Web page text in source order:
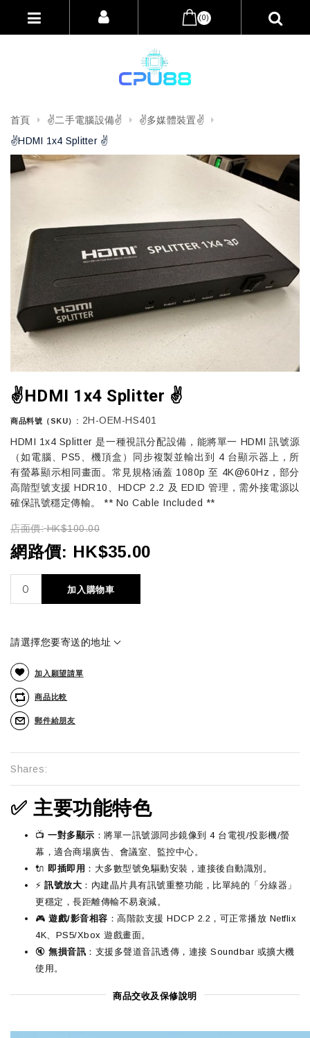
(0)
首頁 ✌️二手電腦設備✌️
✌️多媒體裝置✌️
✌️HDMI 1x4 Splitter ✌️
✌️HDMI 1x4 Splitter ✌️
商品料號（SKU）: 2H-OEM-HS401
HDMI 1x4 Splitter 是一種視訊分配設備，能將單一 HDMI 訊號源
（如電腦、PS5、機頂盒）同步複製並輸出到 4 台顯示器上，所
有螢幕顯示相同畫面。常見規格涵蓋 1080p 至 4K@60Hz，部分
高階型號支援 HDR10、HDCP 2.2 及 EDID 管理，需外接電源以
確保訊號穩定傳輸。 ** No Cable Included **
店面價: HK$100.00
網路價: HK$35.00
加入購物車
請選擇您要寄送的地址
加入願望請單
商品比較
郵件給朋友
Shares:
✅ 主要功能特色
📺 一對多顯示 ：將單一訊號源同步鏡像到 4 台電視/投影機/螢
幕，適合商場廣告、會議室、監控中心。
🔌 即插即用 ：大多數型號免驅動安裝，連接後自動識別。
⚡ 訊號放大 ：內建晶片具有訊號重整功能，比單純的「分線器」
更穩定，長距離傳輸不易衰減。
🎮 遊戲/影音相容 ：高階款支援 HDCP 2.2，可正常播放 Netflix
4K、PS5/Xbox 遊戲畫面。
🔇 無損音訊 ：支援多聲道音訊透傳，連接 Soundbar 或擴大機
使用。
商品交收及保修說明